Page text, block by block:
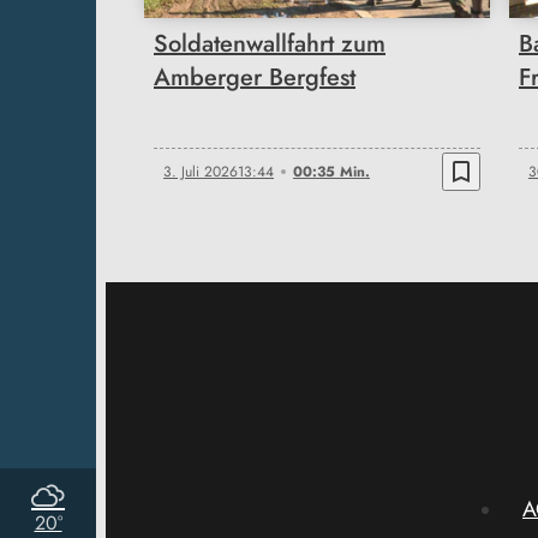
20°
Soldatenwallfahrt zum
Amberger Bergfest
3. Juli 202613:44 00:35 Min. bookmark_border